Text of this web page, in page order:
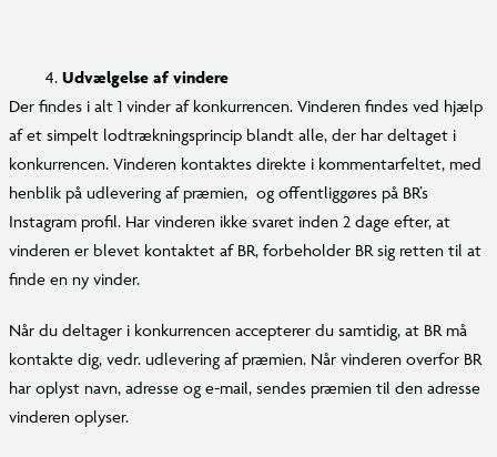
Udvælgelse af vindere
Der findes i alt 1 vinder af konkurrencen. Vinderen findes ved hjælp
af et simpelt lodtrækningsprincip blandt alle, der har deltaget i
konkurrencen. Vinderen kontaktes direkte i kommentarfeltet, med
henblik på udlevering af præmien, og offentliggøres på BR’s
Instagram profil. Har vinderen ikke svaret inden 2 dage efter, at
vinderen er blevet kontaktet af BR, forbeholder BR sig retten til at
finde en ny vinder.
Når du deltager i konkurrencen accepterer du samtidig, at BR må
kontakte dig, vedr. udlevering af præmien. Når vinderen overfor BR
har oplyst navn, adresse og e-mail, sendes præmien til den adresse
vinderen oplyser.